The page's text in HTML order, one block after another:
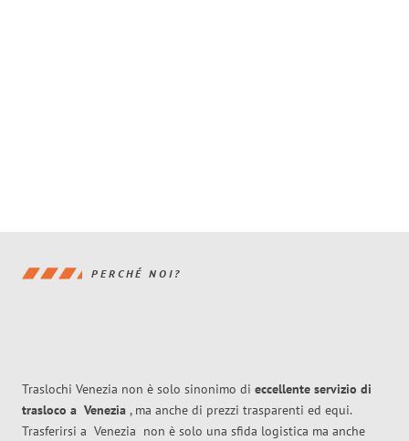
PERCHÉ NOI?
Traslochi Venezia non è solo sinonimo di eccellente servizio di
trasloco a Venezia , ma anche di prezzi trasparenti ed equi.
Trasferirsi a Venezia non è solo una sfida logistica ma anche